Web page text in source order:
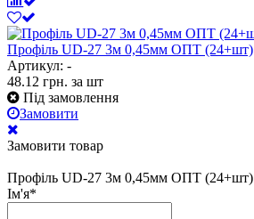
Профіль UD-27 3м 0,45мм ОПТ (24+шт)
Артикул: -
48.12 грн. за шт
Під замовлення
Замовити
Замовити товар
Профіль UD-27 3м 0,45мм ОПТ (24+шт)
Ім'я*